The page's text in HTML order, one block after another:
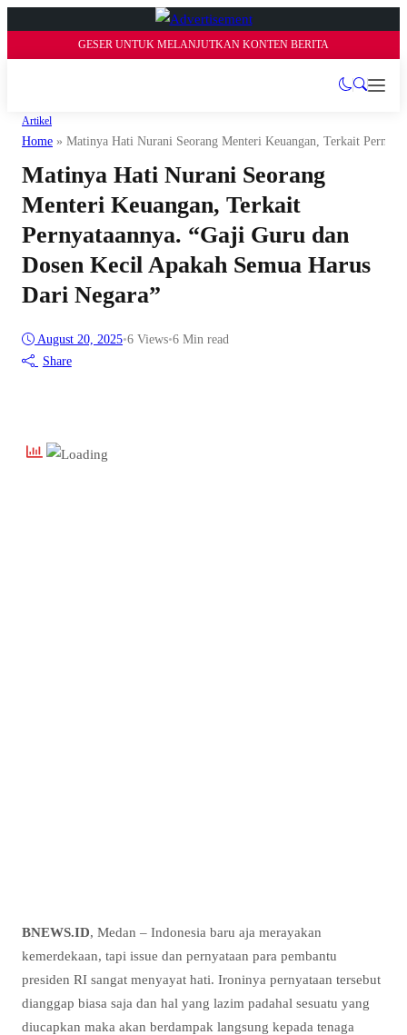
GESER UNTUK MELANJUTKAN KONTEN BERITA
Artikel
Home » Matinya Hati Nurani Seorang Menteri Keuangan, Terkait
Matinya Hati Nurani Seorang
Menteri Keuangan, Terkait
Pernyataannya. “Gaji Guru dan
Dosen Kecil Apakah Semua Harus
Dari Negara”
August 20, 2025•6 Views•6 Min read
Share
BNEWS.ID, Medan – Indonesia baru aja merayakan
kemerdekaan, tapi issue dan pernyataan para pembantu
presiden RI sangat menyayat hati. Ironinya pernyataan tersebut
dianggap biasa saja dan hal yang lazim padahal sesuatu yang
diucapkan maka akan berdampak langsung kepada tenaga